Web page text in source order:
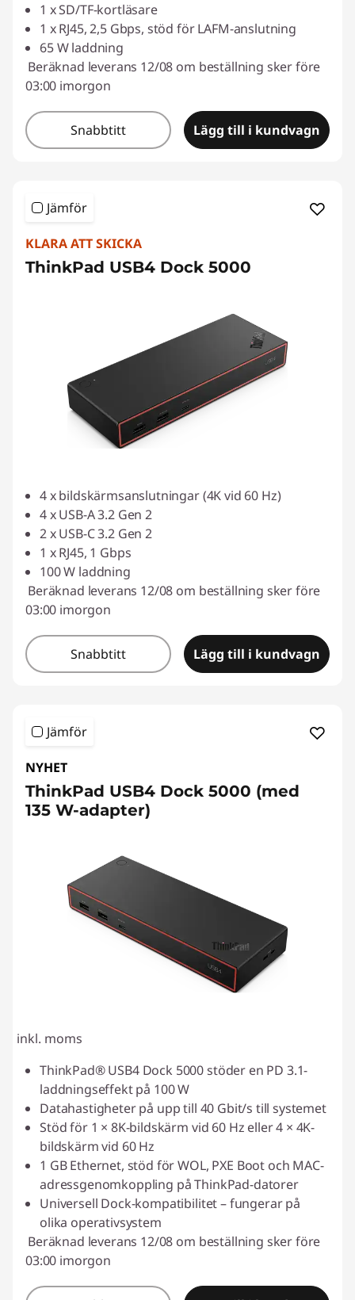
1 x SD/TF-kortläsare
1 x RJ45, 2,5 Gbps, stöd för LAFM-anslutning
65 W laddning
Beräknad leverans 12/08 om beställning sker före
03:00 imorgon
Snabbtitt Lägg till i kundvagn
Jämför
KLARA ATT SKICKA
ThinkPad USB4 Dock 5000
4 x bildskärmsanslutningar (4K vid 60 Hz)
4 x USB-A 3.2 Gen 2
2 x USB-C 3.2 Gen 2
1 x RJ45, 1 Gbps
100 W laddning
Beräknad leverans 12/08 om beställning sker före
03:00 imorgon
Snabbtitt Lägg till i kundvagn
Jämför
NYHET
ThinkPad USB4 Dock 5000 (med
135 W-adapter)
inkl. moms
ThinkPad® USB4 Dock 5000 stöder en PD 3.1-
laddningseffekt på 100 W
Datahastigheter på upp till 40 Gbit/s till systemet
Stöd för 1 × 8K-bildskärm vid 60 Hz eller 4 × 4K-
bildskärm vid 60 Hz
1 GB Ethernet, stöd för WOL, PXE Boot och MAC-
adressgenomkoppling på ThinkPad-datorer
Universell Dock-kompatibilitet – fungerar på
olika operativsystem
Beräknad leverans 12/08 om beställning sker före
03:00 imorgon